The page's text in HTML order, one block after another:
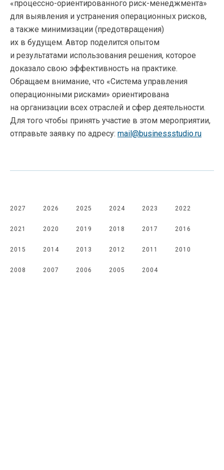
«процессно-ориентированного риск-менеджмента»
для выявления и устранения операционных рисков,
а также минимизации (предотвращения)
их в будущем. Автор поделится опытом
и результатами использования решения, которое
доказало свою эффективность на практике.
Обращаем внимание, что «Система управления
операционными рисками» ориентирована
на организации всех отраслей и сфер деятельности.
Для того чтобы принять участие в этом мероприятии,
отправьте заявку по адресу: mail@businessstudio.ru
2027 2026 2025 2024 2023 2022
2021 2020 2019 2018 2017 2016
2015 2014 2013 2012 2011 2010
2008 2007 2006 2005 2004